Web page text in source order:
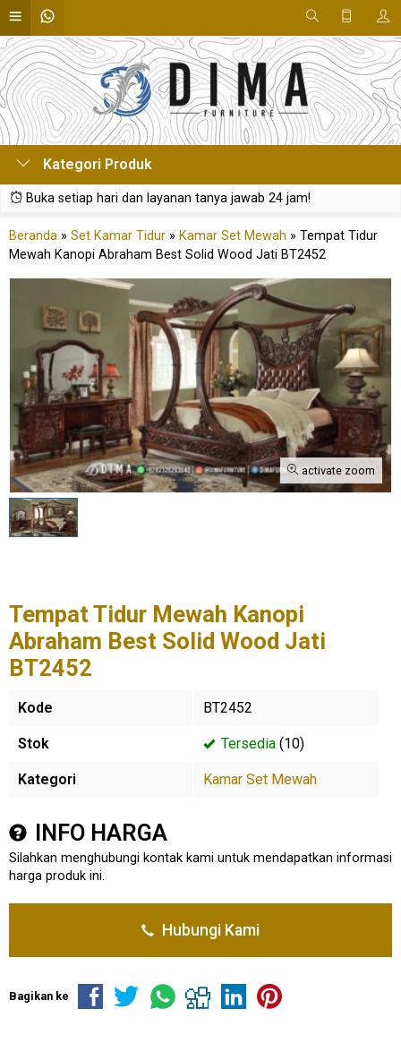
Kategori Produk
Buka setiap hari dan layanan tanya jawab 24 jam!
Beranda » Set Kamar Tidur » Kamar Set Mewah » Tempat Tidur
Mewah Kanopi Abraham Best Solid Wood Jati BT2452
activate zoom
Tempat Tidur Mewah Kanopi
Abraham Best Solid Wood Jati
BT2452
Kode BT2452
Stok Tersedia (10)
Kategori Kamar Set Mewah
INFO HARGA
Silahkan menghubungi kontak kami untuk mendapatkan informasi
harga produk ini.
Hubungi Kami
Bagikan ke